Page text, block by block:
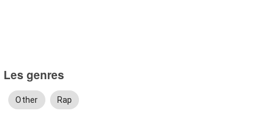
Les genres
Other Rap